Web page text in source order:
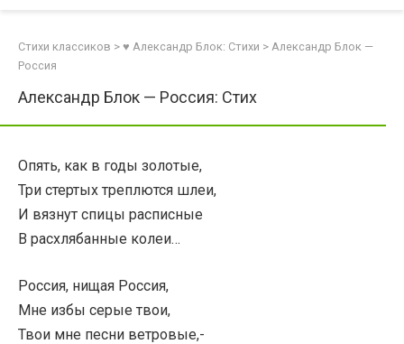
Стихи классиков > ♥ Александр Блок: Стихи > Александр Блок —
Россия
Александр Блок — Россия: Стих
Опять, как в годы золотые,
Три стертых треплются шлеи,
И вязнут спицы расписные
В расхлябанные колеи…
Россия, нищая Россия,
Мне избы серые твои,
Твои мне песни ветровые,-